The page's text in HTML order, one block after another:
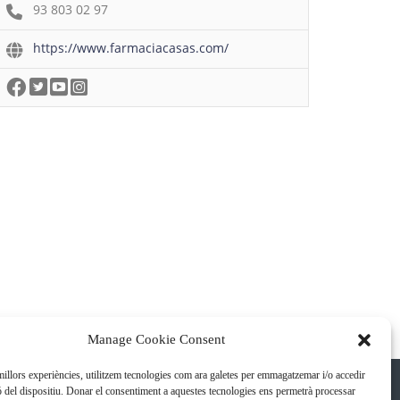
Manage Cookie Consent
experiències, utilitzem tecnologies com ara galetes per emmagatzemar i/o accedir
dispositiu. Donar el consentiment a aquestes tecnologies ens permetrà processar
93 803 02 97
https://www.farmaciacasas.com/